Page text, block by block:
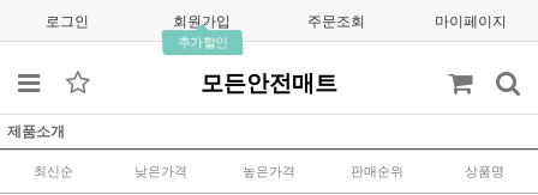
로그인 회원가입
추가할인
주문조회 마이페이지
모든안전매트
제품소개
최신순 낮은가격 높은가격 판매순위 상품명